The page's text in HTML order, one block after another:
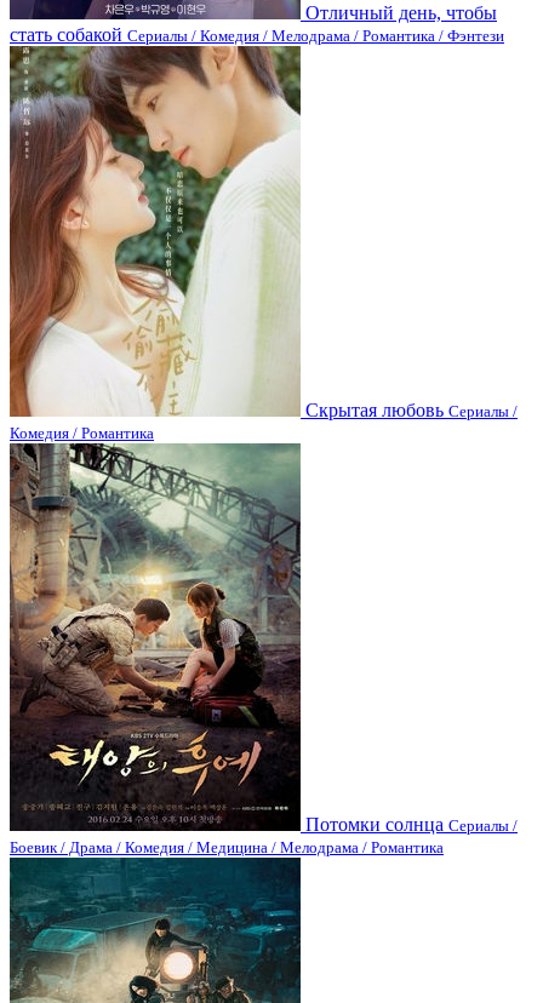
Отличный день, чтобы
стать собакой Сериалы / Комедия / Мелодрама / Романтика / Фэнтези
Скрытая любовь Сериалы /
Комедия / Романтика
Потомки солнца Сериалы /
Боевик / Драма / Комедия / Медицина / Мелодрама / Романтика